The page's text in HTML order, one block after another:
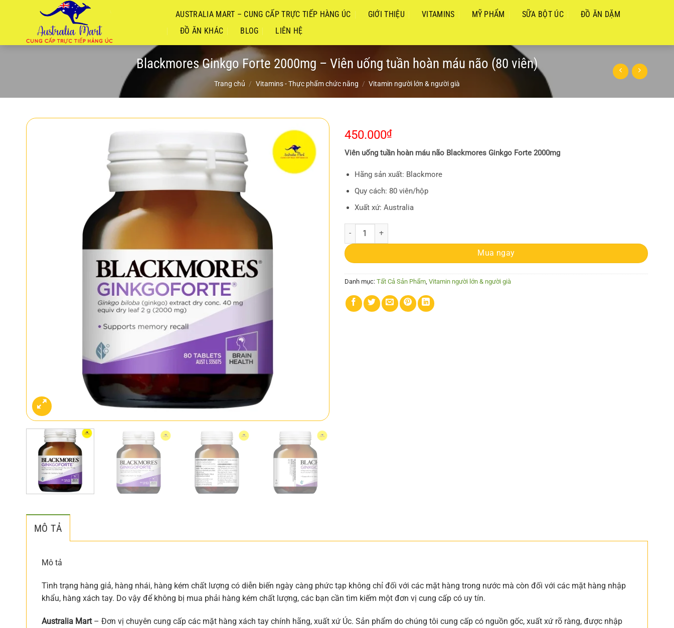
dung
AUSTRALIA MART – CUNG CẤP TRỰC TIẾP HÀNG ÚC GIỚI THIỆU VITAMINS MỸ PHẨM SỮA BỘT ÚC
ĐỒ ĂN DẶM
ĐỒ ĂN KHÁC
BLOG LIÊN HỆ
Blackmores Ginkgo Forte 2000mg – Viên uống tuần hoàn máu não (80 viên)
Trang chủ / Vitamins - Thực phẩm chức năng / Vitamin người lớn & người già
450.000₫
Viên uống tuần hoàn máu não Blackmores Ginkgo Forte 2000mg
Hãng sản xuất: Blackmore
Quy cách: 80 viên/hộp
Xuất xứ: Australia
Blackmores Ginkgo Forte 2000mg - Viên uống tuần hoàn máu não (80 viên) số lượng
Mua ngay
Danh mục: Tất Cả Sản Phẩm Vitamin người lớn & người già
MÔ TẢ
Mô tả
Tình trạng hàng giả, hàng nhái, hàng kém chất lượng có diễn biến ngày càng phức tạp không chỉ đối với các mặt hàng trong nước mà còn đối với các mặt hàng nhập
khẩu, hàng xách tay. Do vậy để không bị mua phải hàng kém chất lượng, các bạn cần tìm kiếm một đơn vị cung cấp có uy tín.
Australia Mart– Đơn vị chuyên cung cấp các mặt hàng xách tay chính hãng, xuất xứ Úc. Sản phẩm do chúng tôi cung cấp có nguồn gốc, xuất xứ rõ ràng, được nhập